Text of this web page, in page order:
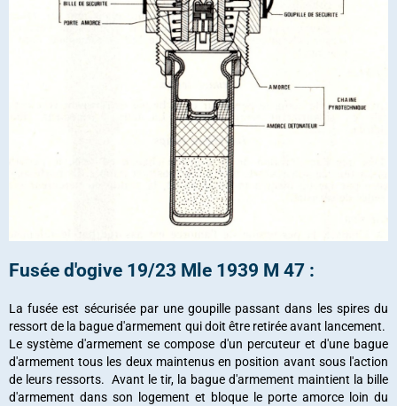
Fusée d'ogive 19/23 Mle 1939 M 47 :
La fusée est sécurisée par une goupille passant dans les spires du
ressort de la bague d'armement qui doit être retirée avant lancement.
Le système d'armement se compose d'un percuteur et d'une bague
d'armement tous les deux maintenus en position avant sous l'action
de leurs ressorts. Avant le tir, la bague d'armement maintient la bille
d'armement dans son logement et bloque le porte amorce loin du